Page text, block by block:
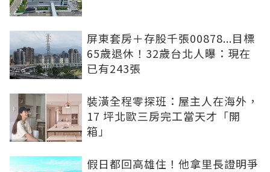
屏東套房＋存股千張00878...目標
65歲退休！32歲台北人曝：現在
已有243張
裝潢全程零探班：屋主人在海外，
17 坪北歐三房完工當天才「開
箱」
假日都回高雄住！他拿里長證明爭